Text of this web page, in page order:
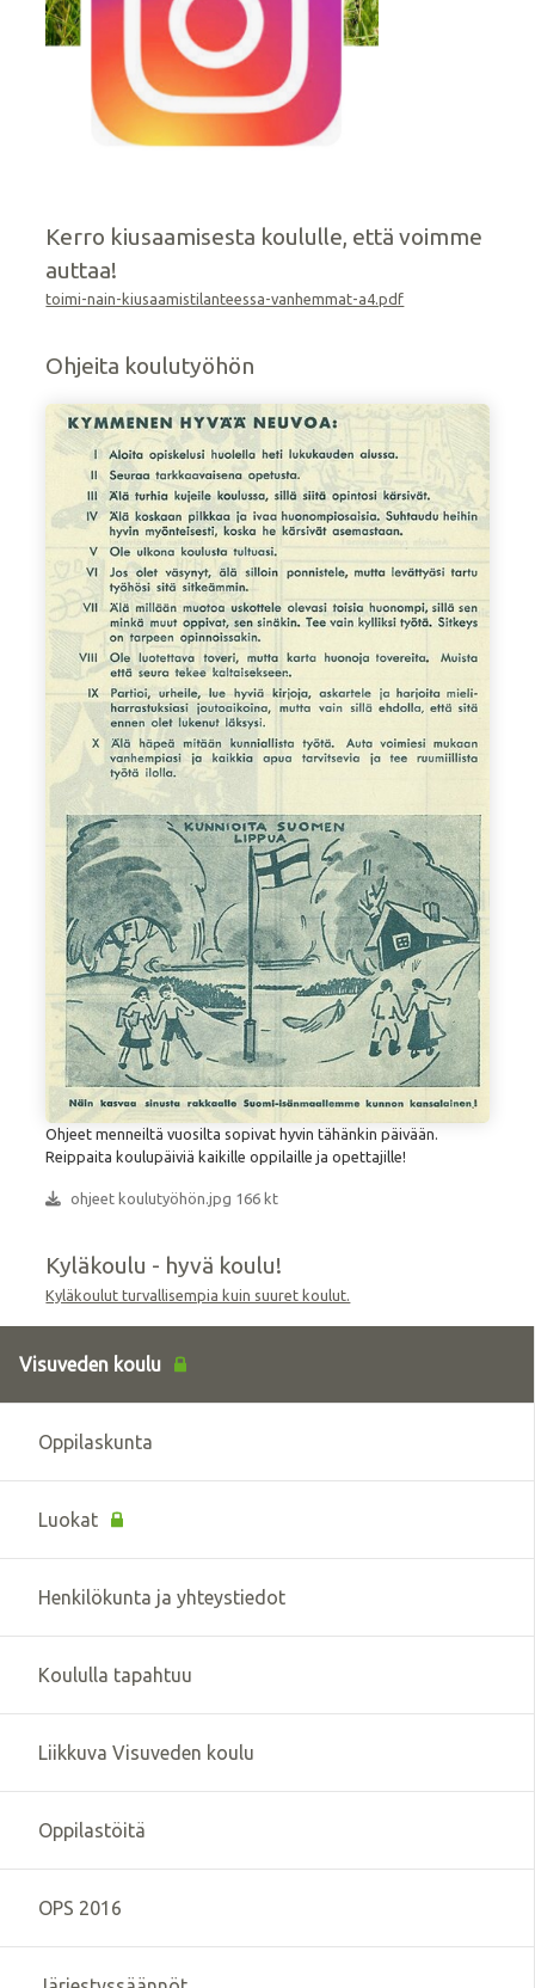
Kerro kiusaamisesta koululle, että voimme
auttaa!
toimi-nain-kiusaamistilanteessa-vanhemmat-a4.pdf
Ohjeita koulutyöhön
Ohjeet menneiltä vuosilta sopivat hyvin tähänkin päivään.
Reippaita koulupäiviä kaikille oppilaille ja opettajille!
ohjeet koulutyöhön.jpg 166 kt
Kyläkoulu - hyvä koulu!
Kyläkoulut turvallisempia kuin suuret koulut.
Visuveden koulu
Oppilaskunta
Luokat
Henkilökunta ja yhteystiedot
Koululla tapahtuu
Liikkuva Visuveden koulu
Oppilastöitä
OPS 2016